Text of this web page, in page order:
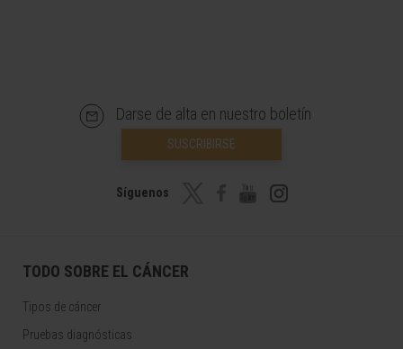
Darse de alta en nuestro boletín
SUSCRIBIRSE
Síguenos
TODO SOBRE EL CÁNCER
Tipos de cáncer
Pruebas diagnósticas